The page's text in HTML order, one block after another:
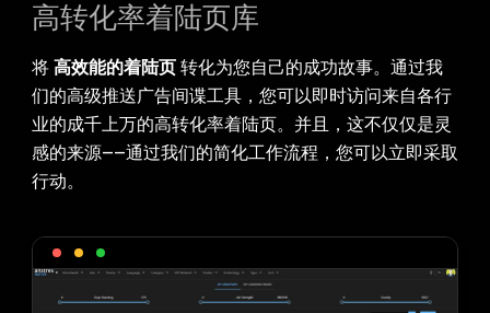
高转化率着陆页库
将 高效能的着陆页 转化为您自己的成功故事。通过我
们的高级推送广告间谍工具，您可以即时访问来自各行
业的成千上万的高转化率着陆页。并且，这不仅仅是灵
感的来源——通过我们的简化工作流程，您可以立即采取
行动。